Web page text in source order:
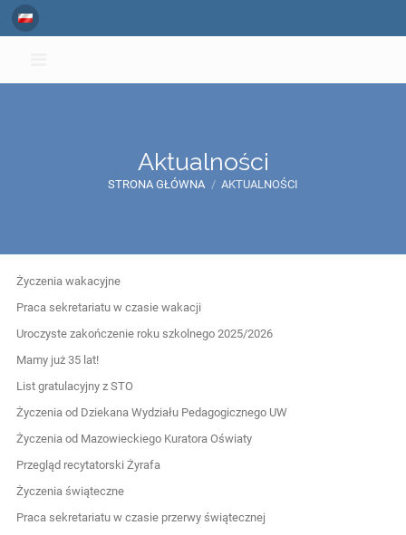
Aktualności
STRONA GŁÓWNA / AKTUALNOŚCI
Aktualności
Życzenia wakacyjne
Praca sekretariatu w czasie wakacji
Uroczyste zakończenie roku szkolnego 2025/2026
Mamy już 35 lat!
List gratulacyjny z STO
Życzenia od Dziekana Wydziału Pedagogicznego UW
Życzenia od Mazowieckiego Kuratora Oświaty
Przegląd recytatorski Żyrafa
Życzenia świąteczne
Praca sekretariatu w czasie przerwy świątecznej